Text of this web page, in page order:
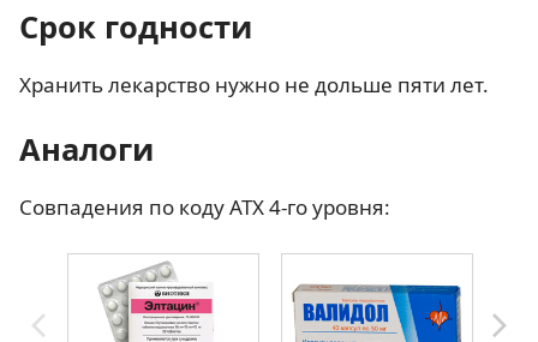
Срок годности
Хранить лекарство нужно не дольше пяти лет.
Аналоги
Совпадения по коду АТХ 4-го уровня: